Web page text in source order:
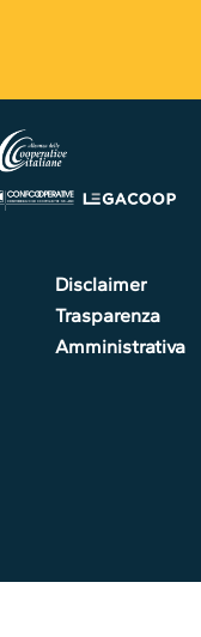
Disclaimer
Trasparenza
Amministrativa